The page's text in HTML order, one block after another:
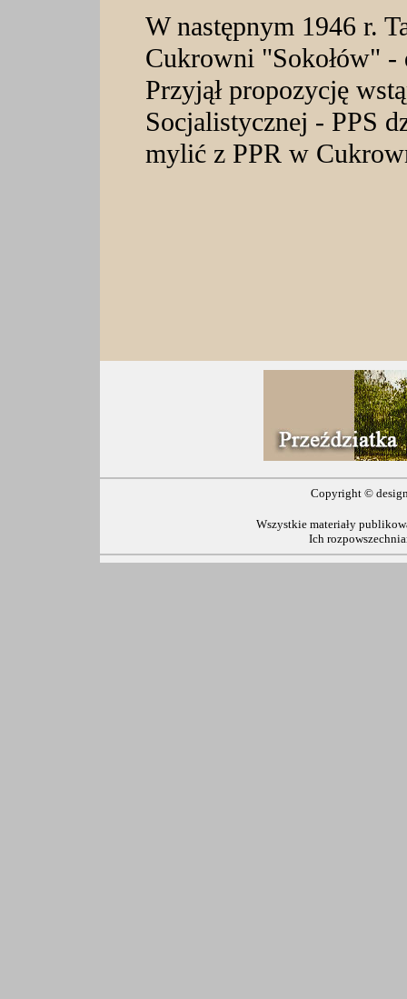
W następnym 1946 r.
Cukrowni "Sokołów"
Przyjął propozycję
Socjalistycznej - PPS
mylić z PPR w
Copyright ©
Wszystkie materiały
Ich